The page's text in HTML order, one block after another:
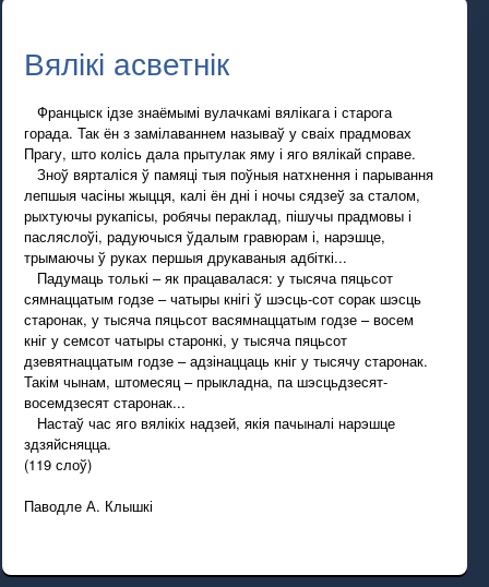
Вялікі асветнік
Францыск ідзе знаёмымі вулачкамі вялікага і старога
горада. Так ён з замілаваннем называў у сваіх прадмовах
Прагу, што колісь дала прытулак яму і яго вялікай справе.
Зноў вярталіся ў памяці тыя поўныя натхнення і парывання
лепшыя часіны жыцця, калі ён дні і ночы сядзеў за сталом,
рыхтуючы рукапісы, робячы пераклад, пішучы прадмовы і
пасляслоўі, радуючыся ўдалым гравюрам і, нарэшце,
трымаючы ў руках першыя друкаваныя адбіткі...
Падумаць толькі – як працавалася: у тысяча пяцьсот
сямнаццатым годзе – чатыры кнігі ў шэсць-сот сорак шэсць
старонак, у тысяча пяцьсот васямнаццатым годзе – восем
кніг у семсот чатыры старонкі, у тысяча пяцьсот
дзевятнаццатым годзе – адзінаццаць кніг у тысячу старонак.
Такім чынам, штомесяц – прыкладна, па шэсцьдзесят-
восемдзесят старонак...
Настаў час яго вялікіх надзей, якія пачыналі нарэшце
здзяйсняцца.
(119 слоў)
Паводле А. Клышкі